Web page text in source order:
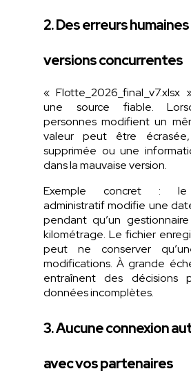
2. Des erreurs
versions concurrentes
« Flotte_2026_final_v7.xlsx
une source fiable.
personnes modifient un
valeur peut être
supprimée ou une
dans la mauvaise version.
Exemple concret : le
administratif modifie une
pendant qu’un
kilométrage. Le fichier
peut ne conserver
modifications. À grande
entraînent des décisions
données incomplètes.
3. Aucune connexion
avec vos partenaires